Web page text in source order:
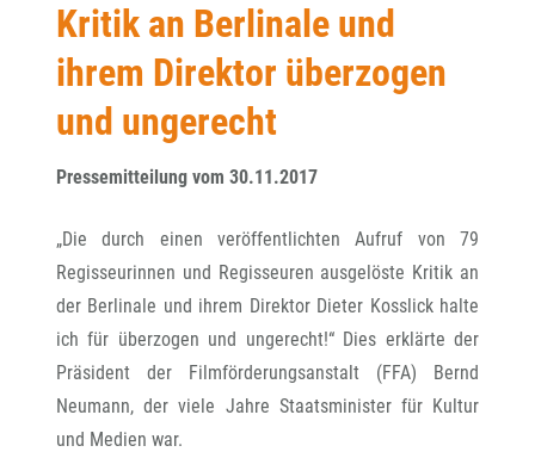
Kritik an Berlinale und
ihrem Direktor überzogen
und ungerecht
Pressemitteilung vom 30.11.2017
„Die durch einen veröffentlichten Aufruf von 79
Regisseurinnen und Regisseuren ausgelöste Kritik an
der Berlinale und ihrem Direktor Dieter Kosslick halte
ich für überzogen und ungerecht!“ Dies erklärte der
Präsident der Filmförderungsanstalt (FFA) Bernd
Neumann, der viele Jahre Staatsminister für Kultur
und Medien war.